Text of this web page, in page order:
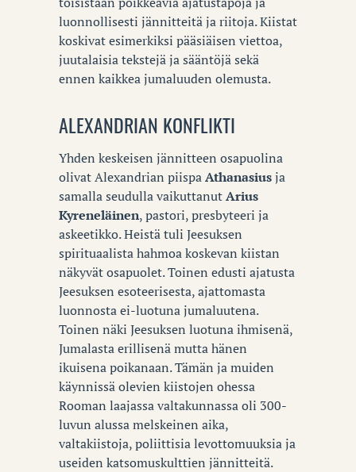
luonnollisesti jännitteitä ja riitoja. Kiistat
koskivat esimerkiksi pääsiäisen viettoa,
juutalaisia tekstejä ja sääntöjä sekä
ennen kaikkea jumaluuden olemusta.
ALEXANDRIAN KONFLIKTI
Yhden keskeisen jännitteen osapuolina
olivat Alexandrian piispaAthanasiusja
samalla seudulla vaikuttanutArius
Kyreneläinen, pastori, presbyteeri ja
askeetikko. Heistä tuli Jeesuksen
spirituaalista hahmoa koskevan kiistan
näkyvät osapuolet. Toinen edusti ajatusta
Jeesuksen esoteerisesta, ajattomasta
luonnosta ei-luotuna jumaluutena.
Toinen näki Jeesuksen luotuna ihmisenä,
Jumalasta erillisenä mutta hänen
ikuisena poikanaan. Tämän ja muiden
käynnissä olevien kiistojen ohessa
Rooman laajassa valtakunnassa oli 300-
luvun alussa melskeinen aika,
valtakiistoja, poliittisia levottomuuksia ja
useiden katsomuskulttien jännitteitä.